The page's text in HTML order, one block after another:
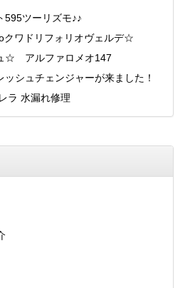
ツーリズモ♪♪
クワドリフォリオヴェルデ☆
☆ アルファロメオ147
ッシュチェンジャーが来ました！
ラ 水漏れ修理